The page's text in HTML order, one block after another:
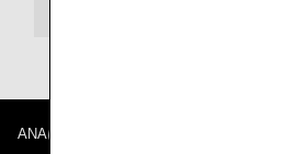
ANAについて